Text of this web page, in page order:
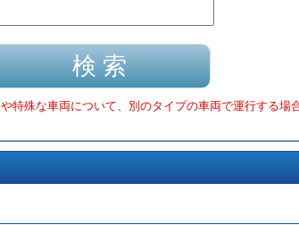
特殊な車両について、別のタイプの車両で運行する場